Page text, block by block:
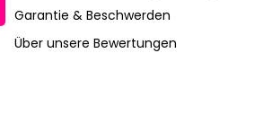
Garantie & Beschwerden
Über unsere Bewertungen